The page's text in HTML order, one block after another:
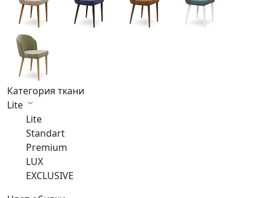
Категория ткани
Lite
Lite
Standart
Premium
LUX
EXCLUSIVE